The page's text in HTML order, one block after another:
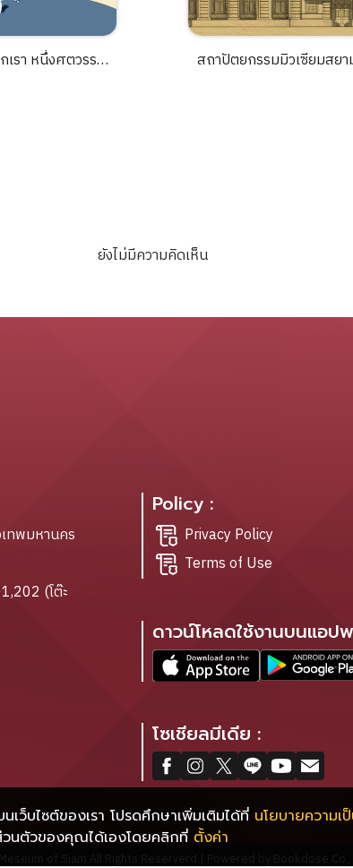
รา หนึ่งศตวรรษ
สถาปัตยกรรมมิวเซียมสย
ยังไม่มีความคิดเห็น
เว็บไซต์ของเรา โปรดศึกษาเพิ่มเติมได้ที่ นโยบายความเ
วนตัวของคุณได้เองโดยคลิกที่ ตั้งค่า
ทพมหานคร
(โต๊ะ
Policy :
Privacy Policy
Terms of Use
ดาวน์โหลดใช้งานบนแอป
โซเชียลมีเดีย :